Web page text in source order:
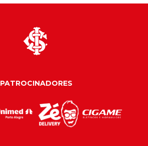
PATROCINADORES